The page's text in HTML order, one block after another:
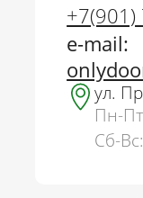
e-mail:
ул.
Пн-
Сб-